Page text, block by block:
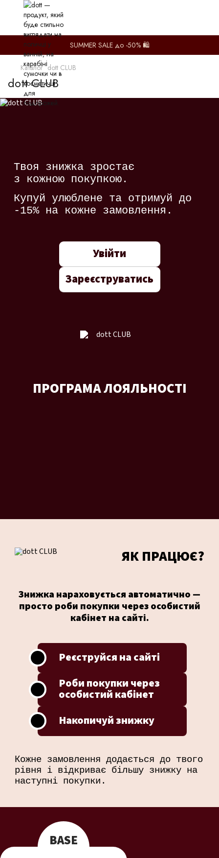
SUMMER SALE до -50% 🛍️
Каталог dott CLUB
dott CLUB
ПРОГРАМА ЛОЯЛЬНОСТІ
Твоя знижка зростає
з кожною покупкою.
Купуй улюблене та отримуй до
-15% на кожне замовлення.
Увійти
Зареєструватись
ЯК ПРАЦЮЄ?
Знижка нараховується автоматично —
просто роби покупки через особистий
кабінет на сайті.
Реєструйся на сайті
Роби покупки через
особистий кабінет
Накопичуй знижку
Кожне замовлення додається до твого
рівня і відкриває більшу знижку на
наступні покупки.
BASE